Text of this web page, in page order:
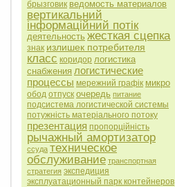
брызговик ведомость материалов
вертикальний
інформаційний потік
деятельность жесткая сцепка
знак излишек потребителя
класс коридор логистика
снабжения логистические
процессы мережний графік микро
обод отпуск очередь питание
подсистема логистической системы
потужність матеріального потоку
презентация пропорційність
рычажный амортизатор
ссуда техническое
обслуживание транспортная
стратегия экспедиция
эксплуатационный парк контейнеров